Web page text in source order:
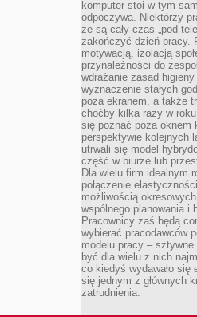
komputer stoi w tym
odpoczywa. Niektórzy
że są cały czas „pod
zakończyć dzień pracy.
motywacją, izolacją
przynależności do
wdrażanie zasad
wyznaczenie stałych
poza ekranem, a także
choćby kilka razy w
się poznać poza oknem
perspektywie kolejnych
utrwali się model
część w biurze lub
Dla wielu firm idealnym
połączenie
możliwością
wspólnego planowania i
Pracownicy zaś będą
wybierać pracodawców
modelu pracy –
być dla wielu z nich
co kiedyś wydawało
się jednym z głównych
zatrudnienia.